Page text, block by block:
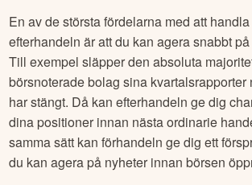
En av de största fördelarna med att
efterhandeln är att du kan agera snabbt
Till exempel släpper den absoluta
börsnoterade bolag sina kvartalsrapporter
har stängt. Då kan efterhandeln ge dig
dina positioner innan nästa ordinarie
samma sätt kan förhandeln ge dig ett
du kan agera på nyheter innan börsen